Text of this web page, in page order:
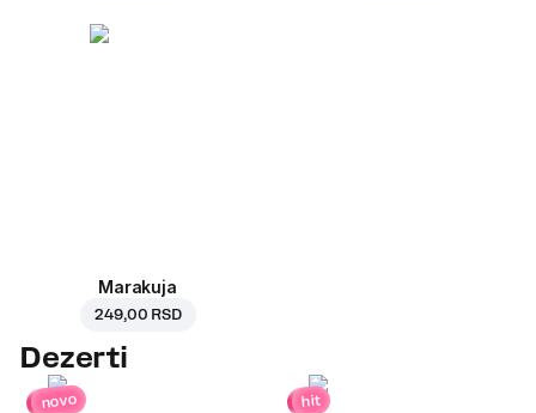
Marakuja
249,00 RSD
Dezerti
novo hit